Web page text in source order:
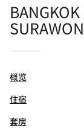
概览
住宿
套房